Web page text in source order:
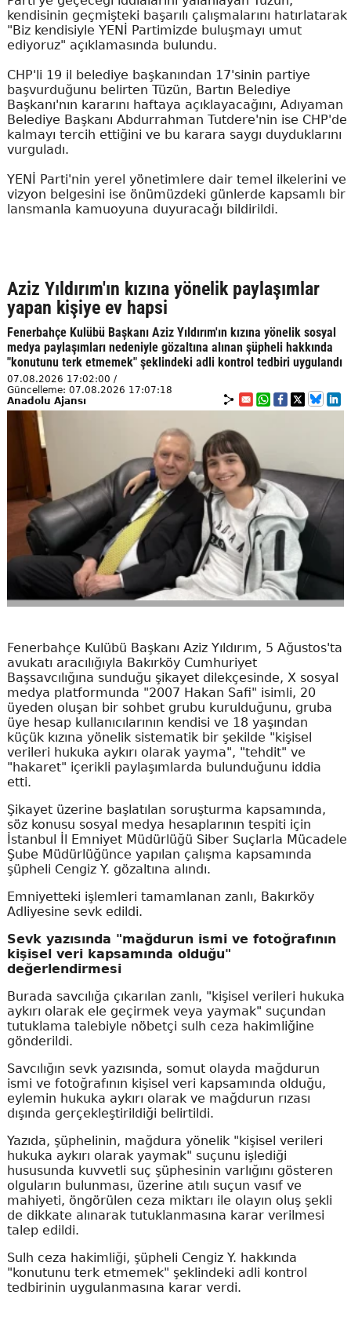
kendisinin geçmişteki başarılı çalışmalarını hatırlatarak
"Biz kendisiyle YENİ Partimizde buluşmayı umut
ediyoruz" açıklamasında bulundu.
CHP'li 19 il belediye başkanından 17'sinin partiye
başvurduğunu belirten Tüzün, Bartın Belediye
Başkanı'nın kararını haftaya açıklayacağını, Adıyaman
Belediye Başkanı Abdurrahman Tutdere'nin ise CHP'de
kalmayı tercih ettiğini ve bu karara saygı duyduklarını
vurguladı.
YENİ Parti'nin yerel yönetimlere dair temel ilkelerini ve
vizyon belgesini ise önümüzdeki günlerde kapsamlı bir
lansmanla kamuoyuna duyuracağı bildirildi.
Aziz Yıldırım'ın kızına yönelik paylaşımlar
yapan kişiye ev hapsi
Fenerbahçe Kulübü Başkanı Aziz Yıldırım'ın kızına yönelik sosyal
medya paylaşımları nedeniyle gözaltına alınan şüpheli hakkında
"konutunu terk etmemek" şeklindeki adli kontrol tedbiri uygulandı
07.08.2026 17:02:00 /
Güncelleme: 07.08.2026 17:07:18
Anadolu Ajansı
Fenerbahçe Kulübü Başkanı Aziz Yıldırım, 5 Ağustos'ta
avukatı aracılığıyla Bakırköy Cumhuriyet
Başsavcılığına sunduğu şikayet dilekçesinde, X sosyal
medya platformunda "2007 Hakan Safi" isimli, 20
üyeden oluşan bir sohbet grubu kurulduğunu, gruba
üye hesap kullanıcılarının kendisi ve 18 yaşından
küçük kızına yönelik sistematik bir şekilde "kişisel
verileri hukuka aykırı olarak yayma", "tehdit" ve
"hakaret" içerikli paylaşımlarda bulunduğunu iddia
etti.
Şikayet üzerine başlatılan soruşturma kapsamında,
söz konusu sosyal medya hesaplarının tespiti için
İstanbul İl Emniyet Müdürlüğü Siber Suçlarla Mücadele
Şube Müdürlüğünce yapılan çalışma kapsamında
şüpheli Cengiz Y. gözaltına alındı.
Emniyetteki işlemleri tamamlanan zanlı, Bakırköy
Adliyesine sevk edildi.
Sevk yazısında "mağdurun ismi ve fotoğrafının
kişisel veri kapsamında olduğu"
değerlendirmesi
Burada savcılığa çıkarılan zanlı, "kişisel verileri hukuka
aykırı olarak ele geçirmek veya yaymak" suçundan
tutuklama talebiyle nöbetçi sulh ceza hakimliğine
gönderildi.
Savcılığın sevk yazısında, somut olayda mağdurun
ismi ve fotoğrafının kişisel veri kapsamında olduğu,
eylemin hukuka aykırı olarak ve mağdurun rızası
dışında gerçekleştirildiği belirtildi.
Yazıda, şüphelinin, mağdura yönelik "kişisel verileri
hukuka aykırı olarak yaymak" suçunu işlediği
hususunda kuvvetli suç şüphesinin varlığını gösteren
olguların bulunması, üzerine atılı suçun vasıf ve
mahiyeti, öngörülen ceza miktarı ile olayın oluş şekli
de dikkate alınarak tutuklanmasına karar verilmesi
talep edildi.
Sulh ceza hakimliği, şüpheli Cengiz Y. hakkında
"konutunu terk etmemek" şeklindeki adli kontrol
tedbirinin uygulanmasına karar verdi.